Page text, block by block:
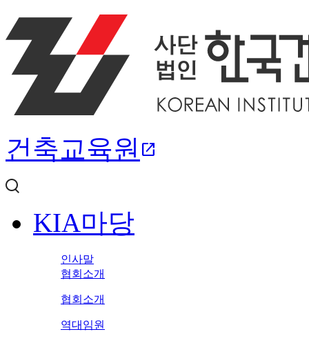
건축교육원 open_in_new
KIA마당
인사말
협회소개
협회소개
역대임원